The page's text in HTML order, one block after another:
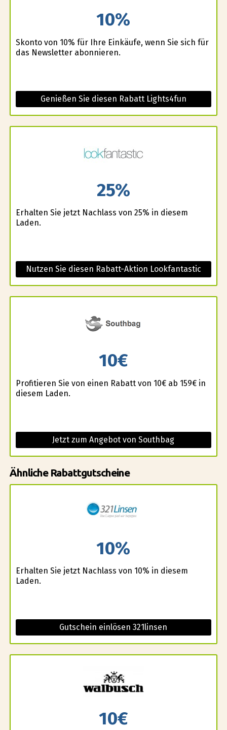
10%
Skonto von 10% für Ihre Einkäufe, wenn Sie sich für
das Newsletter abonnieren.
Genießen Sie diesen Rabatt Lights4fun
25%
Erhalten Sie jetzt Nachlass von 25% in diesem
Laden.
Nutzen Sie diesen Rabatt-Aktion Lookfantastic
10€
Profitieren Sie von einen Rabatt von 10€ ab 159€ in
diesem Laden.
Jetzt zum Angebot von Southbag
Ähnliche Rabattgutscheine
10%
Erhalten Sie jetzt Nachlass von 10% in diesem
Laden.
Gutschein einlösen 321linsen
10€